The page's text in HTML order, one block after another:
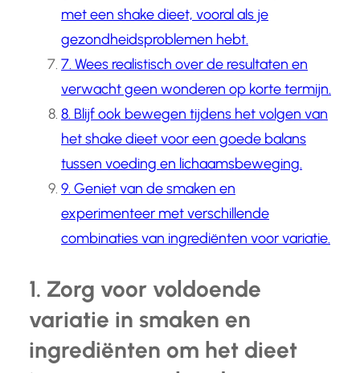
met een shake dieet, vooral als je
gezondheidsproblemen hebt.
7. Wees realistisch over de resultaten en
verwacht geen wonderen op korte termijn.
8. Blijf ook bewegen tijdens het volgen van
het shake dieet voor een goede balans
tussen voeding en lichaamsbeweging.
9. Geniet van de smaken en
experimenteer met verschillende
combinaties van ingrediënten voor variatie.
1. Zorg voor voldoende
variatie in smaken en
ingrediënten om het dieet